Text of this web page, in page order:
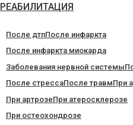
РЕАБИЛИТАЦИЯ
После дтпПосле инфаркта
После инфаркта миокарда
Заболевания нервной системы
После стрессаПосле травмПри
При артрозеПри атеросклерозе
При остеохондрозе